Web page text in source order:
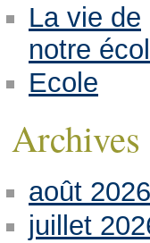
La vie de
notre
Ecole
Archives
août 2026
juillet